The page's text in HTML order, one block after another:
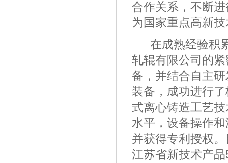
合作关系，不断
为国家重点高新
在成熟经验积累
轧辊有限公司的
备，并结合自主
装备，成功进行
式离心铸造工艺
水平，设备操作
并获得专利授权
江苏省新技术产